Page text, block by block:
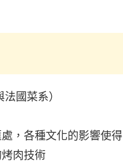
國菜系）
，各種文化的影響使得
肉技術